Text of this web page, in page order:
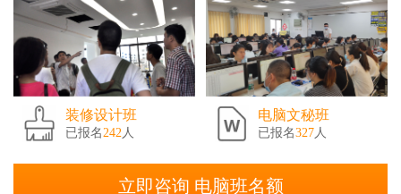
装修设计班
已报名 242 人
电脑文秘班
已报名327 人
立即咨询 电脑班名额